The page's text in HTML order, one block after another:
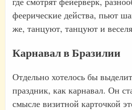
феерические действа, пьют
же, танцуют, танцуют и
Карнавал в Бразилии
Отдельно хотелось бы
праздник, как карнавал. Он
смысле визитной карточкой